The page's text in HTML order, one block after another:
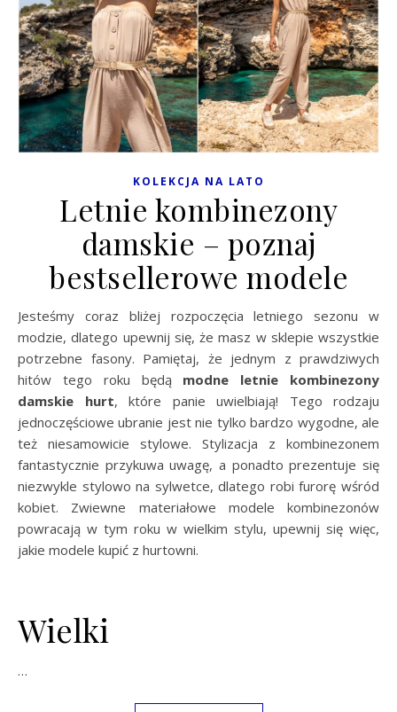
KOLEKCJA NA LATO
Letnie kombinezony
damskie – poznaj
bestsellerowe modele
Jesteśmy coraz bliżej rozpoczęcia letniego sezonu w
modzie, dlatego upewnij się, że masz w sklepie wszystkie
potrzebne fasony. Pamiętaj, że jednym z prawdziwych
hitów tego roku będą modne letnie kombinezony
damskie hurt, które panie uwielbiają! Tego rodzaju
jednoczęściowe ubranie jest nie tylko bardzo wygodne, ale
też niesamowicie stylowe. Stylizacja z kombinezonem
fantastycznie przykuwa uwagę, a ponadto prezentuje się
niezwykle stylowo na sylwetce, dlatego robi furorę wśród
kobiet. Zwiewne materiałowe modele kombinezonów
powracają w tym roku w wielkim stylu, upewnij się więc,
jakie modele kupić z hurtowni.
Wielki
…